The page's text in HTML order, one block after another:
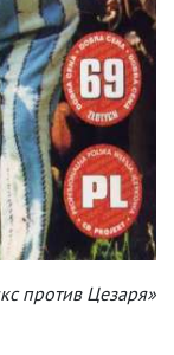
против Цезаря»